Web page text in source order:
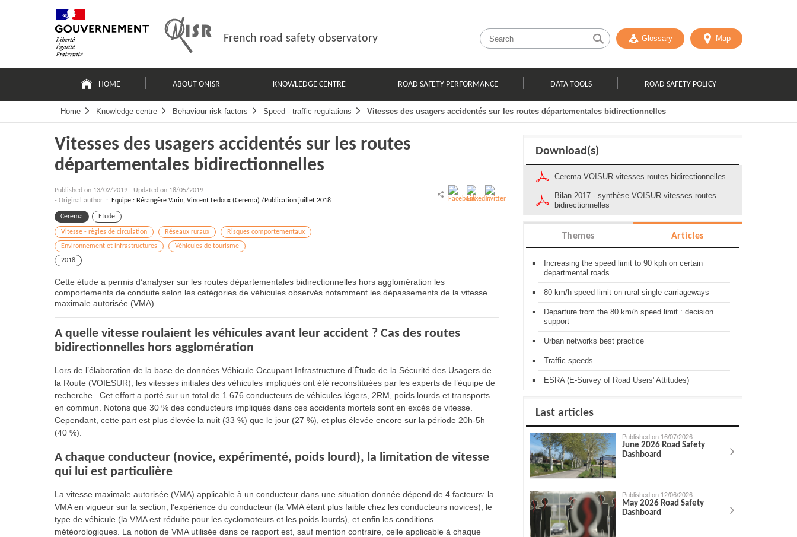
French road safety observatory Glossary Map
principale
HOME ABOUT ONISR KNOWLEDGE CENTRE ROAD SAFETY PERFORMANCE DATA TOOLS ROAD SAFETY POLICY
Home Knowledge centre Behaviour risk factors Speed - traffic regulations Vitesses des usagers accidentés sur les routes départementales bidirectionnelles
Vitesses des usagers accidentés sur les routes
départementales bidirectionnelles
Published on 13/02/2019 - Updated on 18/05/2019
- Original author :
Equipe : Bérangère Varin, Vincent Ledoux (Cerema) /Publication juillet 2018
Cerema Etude
Vitesse - règles de circulation Réseaux ruraux
Risques comportementaux
Environnement et infrastructures
Véhicules de tourisme
2018
Cette étude a permis d’analyser sur les routes départementales bidirectionnelles hors agglomération les
comportements de conduite selon les catégories de véhicules observés notamment les dépassements de la vitesse
maximale autorisée (VMA).
A quelle vitesse roulaient les véhicules avant leur accident ? Cas des routes
bidirectionnelles hors agglomération
Lors de l’élaboration de la base de données Véhicule Occupant Infrastructure d’Étude de la Sécurité des Usagers de
la Route (VOIESUR), les vitesses initiales des véhicules impliqués ont été reconstituées par les experts de l’équipe de
recherche . Cet effort a porté sur un total de 1 676 conducteurs de véhicules légers, 2RM, poids lourds et transports
en commun. Notons que 30 % des conducteurs impliqués dans ces accidents mortels sont en excès de vitesse.
Cependant, cette part est plus élevée la nuit (33 %) que le jour (27 %), et plus élevée encore sur la période 20h-5h
(40 %).
A chaque conducteur (novice, expérimenté, poids lourd), la limitation de vitesse
qui lui est particulière
La vitesse maximale autorisée (VMA) applicable à un conducteur dans une situation donnée dépend de 4 facteurs: la
VMA en vigueur sur la section, l’expérience du conducteur (la VMA étant plus faible chez les conducteurs novices), le
type de véhicule (la VMA est réduite pour les cyclomoteurs et les poids lourds), et enfin les conditions
météorologiques. La notion de VMA utilisée dans ce rapport est, sauf mention contraire, celle applicable à chaque
Download(s)
Cerema-VOISUR vitesses routes bidirectionnelles
Bilan 2017 - synthèse VOISUR vitesses routes
bidirectionnelles
Themes Articles
Increasing the speed limit to 90 kph on certain
departmental roads
80 km/h speed limit on rural single carriageways
Departure from the 80 km/h speed limit : decision
support
Urban networks best practice
Traffic speeds
ESRA (E-Survey of Road Users' Attitudes)
Last articles
Published on 16/07/2026
June 2026 Road Safety
Dashboard
Published on 12/06/2026
May 2026 Road Safety
Dashboard